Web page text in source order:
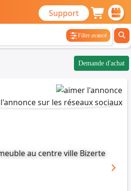
Support
Filtre avancé
Demande d'achat